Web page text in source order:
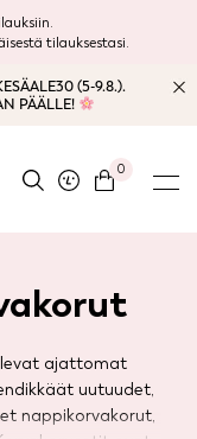
tilauksestasi.
(5-9.8.).
PÄÄLLE!
0
ajattomat
uutuudet,
nappikorvakorut,